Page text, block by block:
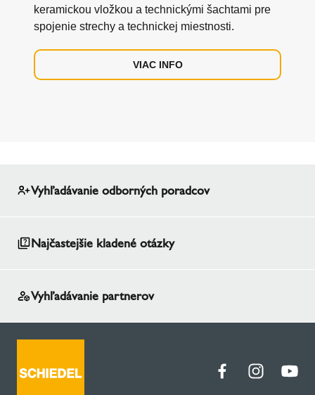
keramickou vložkou a technickými šachtami pre
spojenie strechy a technickej miestnosti.
VIAC INFO
Vyhľadávanie odborných poradcov
Najčastejšie kladené otázky
Vyhľadávanie partnerov